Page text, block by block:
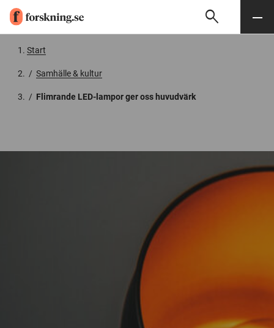
Söksearch Meny
Start
/ Samhälle & kultur
/ Flimrande LED-lampor ger oss huvudvärk